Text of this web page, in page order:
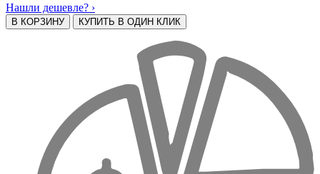
Нашли дешевле? ›
В КОРЗИНУ КУПИТЬ В ОДИН КЛИК